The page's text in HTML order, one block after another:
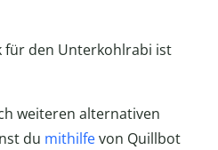
für den Unterkohlrabi ist
weiteren alternativen
du mithilfevon Quillbot